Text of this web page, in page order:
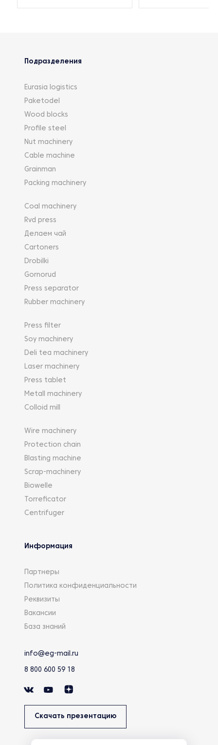
Подразделения
Eurasia logistics
Paketodel
Wood blocks
Profile steel
Nut machinery
Cable machine
Grainman
Packing machinery
Coal machinery
Rvd press
Делаем чай
Cartoners
Drobilki
Gornorud
Press separator
Rubber machinery
Press filter
Soy machinery
Deli tea machinery
Laser machinery
Press tablet
Metall machinery
Colloid mill
Wire machinery
Protection chain
Blasting machine
Scrap-machinery
Biowelle
Torreficator
Centrifuger
Информация
Партнеры
Политика конфиденциальности
Реквизиты
Вакансии
База знаний
info@eg-mail.ru
8 800 600 59 18
Скачать презентацию